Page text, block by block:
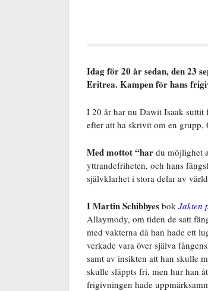
Idag för 20 år sedan, den 23
Eritrea. Kampen för hans
I 20 år har nu Dawit Isaak suttit
efter att ha skrivit om en grupp,
Med mottot “har du möjlighet
yttrandefriheten, och hans
självklarhet i stora delar av
I Martin Schibbyes bok Jakten
Allaymody, om tiden de satt
med vakterna då han hade ett
verkade vara över själva
samt av insikten att han skulle
skulle släppts fri, men hur han
frigivningen hade